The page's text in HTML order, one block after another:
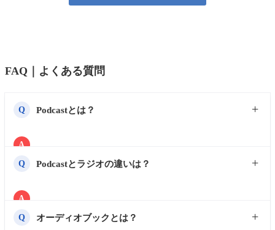
FAQ｜よくある質問
Q Podcastとは？
A
ス、ビジネス、お笑い、雑談などさまざまなジャンル
Q Podcastとラジオの違いは？
A
きな時間に聴けます。
Q オーディオブックとは？